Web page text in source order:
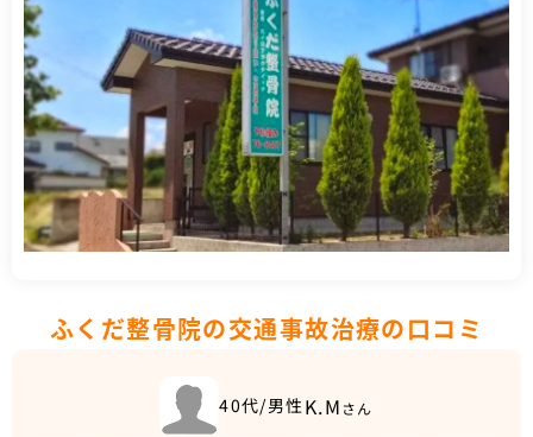
ふくだ整骨院の交通事故治療の口コミ
40代/男性K.M さん